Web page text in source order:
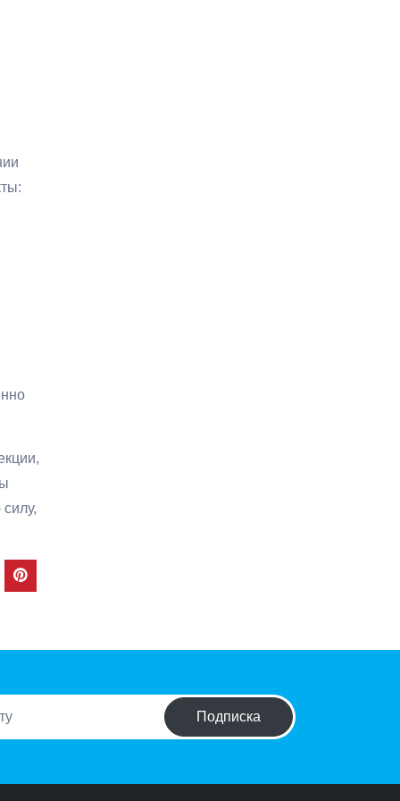
Подписка